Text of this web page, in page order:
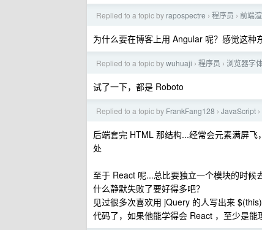
Replied to a topic by rapospectre › 程序员 › 前端
为什么要在博客上用 Angular 呢？感觉这
Replied to a topic bywuhuaji › 程序员 › 浏览器字
试了一下，都是 Roboto
Replied to a topic by FrankFang128 › JavaScript ›
后端套完 HTML 那结构...经常会元素满屏
处
至于 React 呢...总比要独立一个模块的时
什么静默失败了要好得多吧？
见过很多次喜欢用 jQuery 的人写出来
代码了，如果他能学得会 React ，至少是